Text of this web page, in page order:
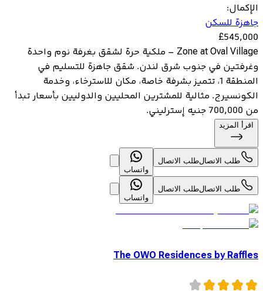
الإكمال:
جاهزة للسكن
£545,000
Zone at Oval Village – ملكية حرة لشقق بغرفة نوم واحدة
وغرفتين في جنوب شرق لندن. شقق جاهزة للتسليم في
المنطقة 1، تتميز بشرفة خاصة، مكان للاسترخاء، وخدمة
الكونسيرج. مثالية للمشترين المحليين والدوليين بأسعار تبدأ
من 700,000 جنيه إسترليني.
اقرأ المزيد
طلب الاتصالطلب الاتصال
واتساب
طلب الاتصالطلب الاتصال
واتساب
The OWO Residences by Raffles